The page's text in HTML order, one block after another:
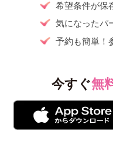
希望条件が保
気になったパ
予約も簡単！
今すぐ無